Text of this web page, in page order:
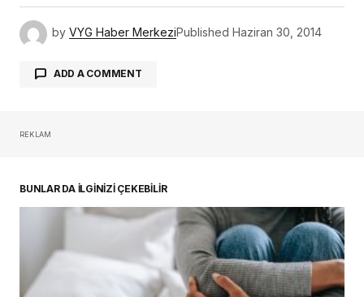
by VYG Haber MerkeziPublished Haziran 30, 2014
ADD A COMMENT
REKLAM
BUNLAR DA İLGİNİZİ ÇEKEBİLİR